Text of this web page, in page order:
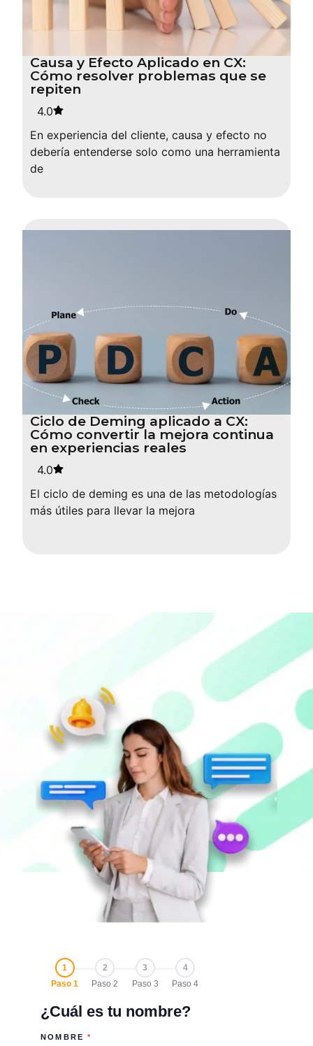
Causa y Efecto Aplicado en CX:
Cómo resolver problemas que se
repiten
4.0
En experiencia del cliente, causa y efecto no
debería entenderse solo como una herramienta
de
Ciclo de Deming aplicado a CX:
Cómo convertir la mejora continua
en experiencias reales
4.0
El ciclo de deming es una de las metodologías
más útiles para llevar la mejora
1
Paso 1
2
Paso 2
3
Paso 3
4
Paso 4
¿Cuál es tu nombre?
NOMBRE*